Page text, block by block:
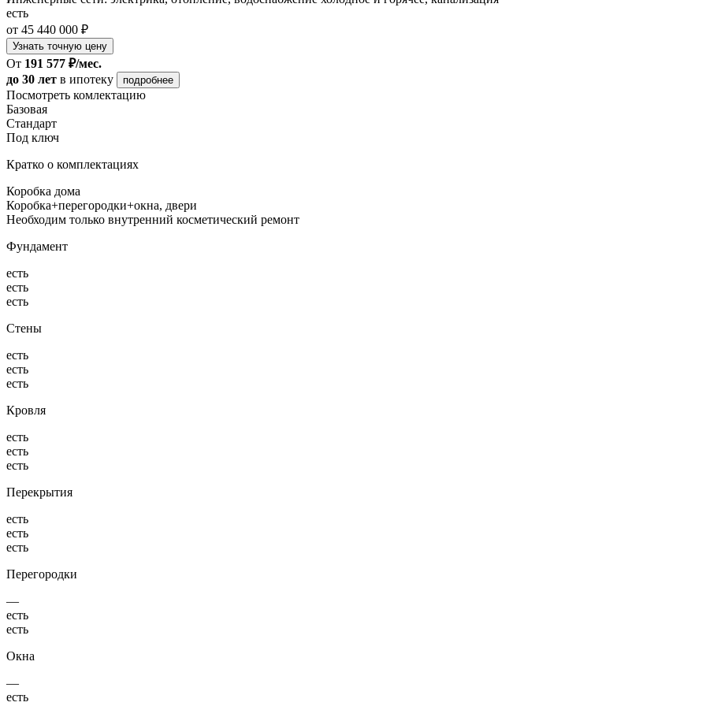
есть
от 45 440 000 ₽
Узнать точную цену
От 191 577 ₽/мес.
до 30 лет в ипотеку подробнее
Посмотреть комлектацию
Базовая
Стандарт
Под ключ
Кратко о комплектациях
Коробка дома
Коробка+перегородки+окна, двери
Необходим только внутренний косметический ремонт
Фундамент
есть
есть
есть
Стены
есть
есть
есть
Кровля
есть
есть
есть
Перекрытия
есть
есть
есть
Перегородки
—
есть
есть
Окна
—
есть